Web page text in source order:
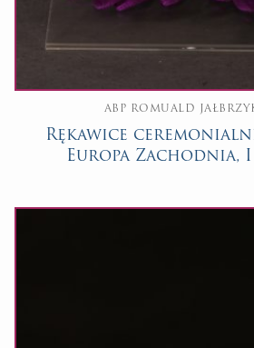
ABP ROMUALD
Rękawice
Europa Zachodnia, I